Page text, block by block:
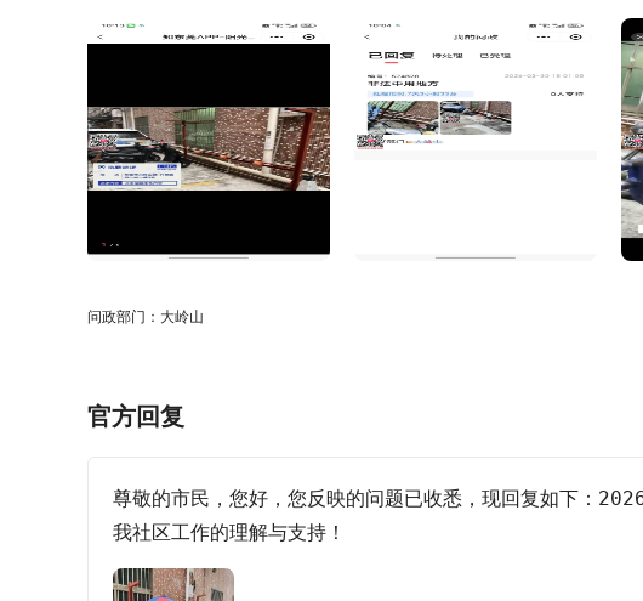
问政部门：大岭山
官方回复
尊敬的市民，您好，您反映的问题已收悉，现回复如下：
我社区工作的理解与支持！